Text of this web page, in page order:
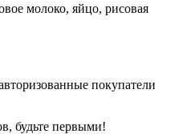
молоко, яйцо, рисовая
покупатели
будьте первыми!